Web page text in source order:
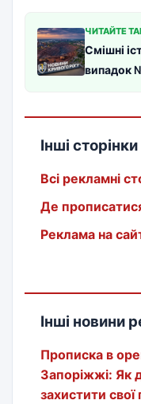
ЧИТАЙТЕ
Смішні
випадок
Інші
Всі рекламні
Де
Реклама на
Інші новини
Прописка в
Запоріжжі: Як
захистити свої